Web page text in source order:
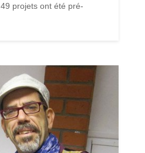
projets ont été pré-